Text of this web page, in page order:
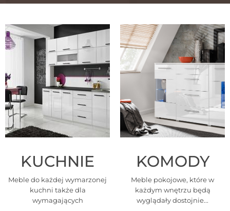
KUCHNIE
Meble do każdej wymarzonej
kuchni także dla
wymagających
KOMODY
Meble pokojowe, które w
każdym wnętrzu będą
wyglądały dostojnie...